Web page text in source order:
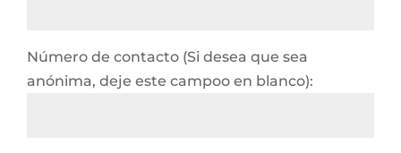
Número de contacto (Si desea que sea
anónima, deje este campoo en blanco):